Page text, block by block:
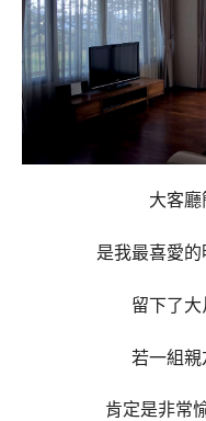
大客廳
是我最喜愛的
留下了大
若一組親
肯定是非常